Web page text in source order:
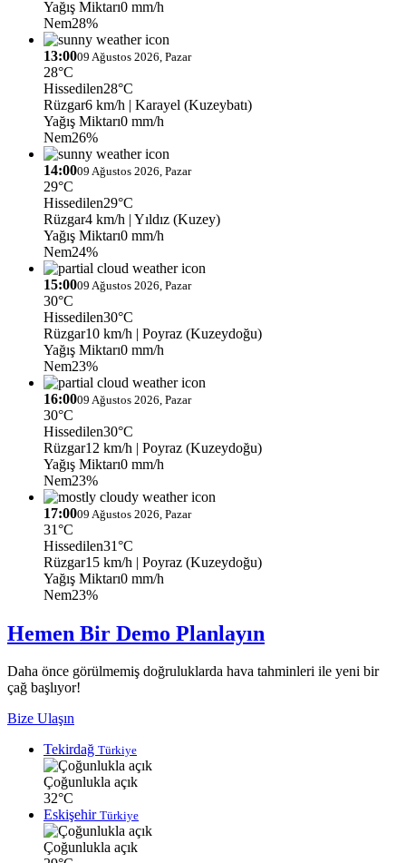
Yağış Miktarı0 mm/h
Nem28%
13:0009 Ağustos 2026, Pazar
28°C
Hissedilen28°C
Rüzgar6 km/h | Karayel (Kuzeybatı)
Yağış Miktarı0 mm/h
Nem26%
14:0009 Ağustos 2026, Pazar
29°C
Hissedilen29°C
Rüzgar4 km/h | Yıldız (Kuzey)
Yağış Miktarı0 mm/h
Nem24%
15:0009 Ağustos 2026, Pazar
30°C
Hissedilen30°C
Rüzgar10 km/h | Poyraz (Kuzeydoğu)
Yağış Miktarı0 mm/h
Nem23%
16:0009 Ağustos 2026, Pazar
30°C
Hissedilen30°C
Rüzgar12 km/h | Poyraz (Kuzeydoğu)
Yağış Miktarı0 mm/h
Nem23%
17:0009 Ağustos 2026, Pazar
31°C
Hissedilen31°C
Rüzgar15 km/h | Poyraz (Kuzeydoğu)
Yağış Miktarı0 mm/h
Nem23%
Hemen Bir Demo Planlayın
Daha önce görülmemiş doğruluklarda hava tahminleri ile yeni bir
çağ başlıyor!
Bize Ulaşın
Tekirdağ Türkiye
Çoğunlukla açık
32°C
Eskişehir Türkiye
Çoğunlukla açık